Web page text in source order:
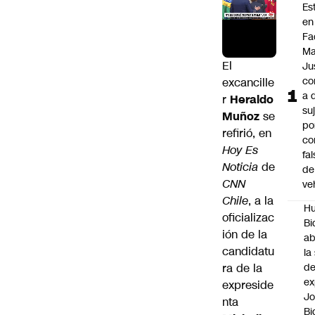
El
excancille
r Heraldo
Muñoz se
refirió, en
Hoy Es
Noticia de
CNN
Chile, a la
oficializac
ión de la
candidatu
ra de la
expreside
nta
en
a
de
la